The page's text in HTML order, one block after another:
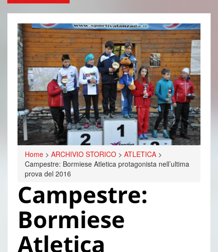
Home > ARCHIVIO STORICO > ATLETICA >
Campestre: Bormiese Atletica protagonista nell’ultima
prova del 2016
Campestre:
Bormiese
Atletica